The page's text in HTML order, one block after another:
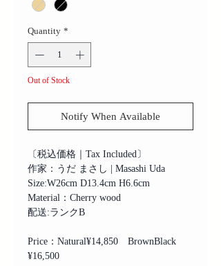
Quantity *
Out of Stock
Notify When Available
〔税込価格｜Tax Included〕
作家：うだ まさし | Masashi Uda
Size:W26cm D13.4cm H6.6cm
Material：Cherry wood
配送:ランクB
Price：Natural¥14,850 BrownBlack
¥16,500